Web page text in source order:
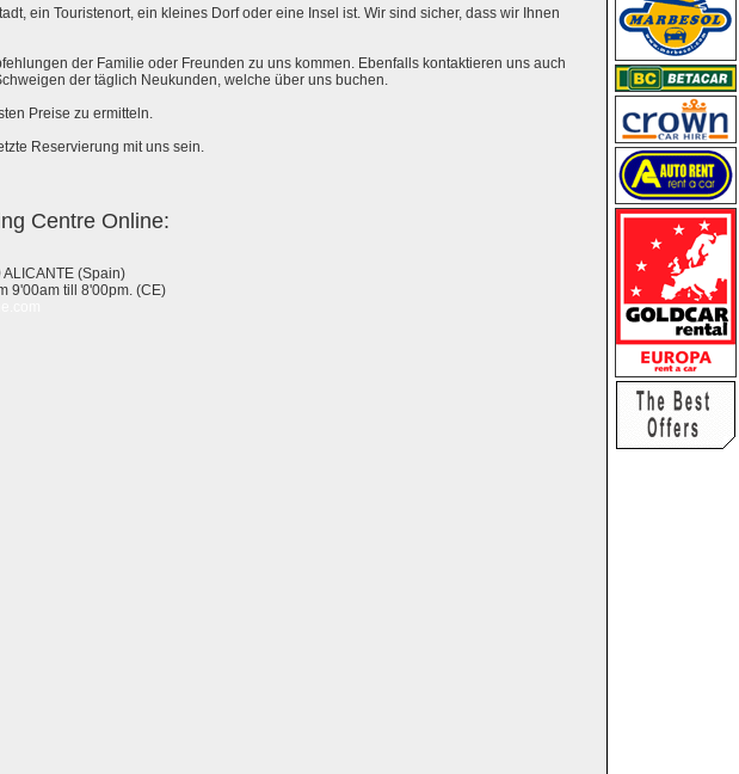
ein Touristenort, ein kleines Dorf oder eine Insel ist. Wir sind sicher, dass wir Ihnen
der Familie oder Freunden zu uns kommen. Ebenfalls kontaktieren uns auch
der täglich Neukunden, welche über uns buchen.
Preise zu ermitteln.
Reservierung mit uns sein.
Centre Online:
ALICANTE (Spain)
9'00am till 8'00pm. (CE)